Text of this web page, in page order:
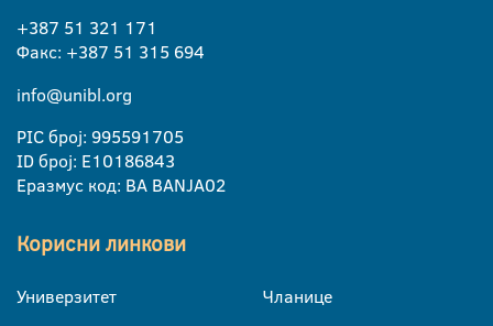
+387 51 321 171
Факс: +387 51 315 694
info@unibl.org
PIC број: 995591705
ID број: E10186843
Еразмус код: BA BANJA02
Корисни линкови
Универзитет
Чланице